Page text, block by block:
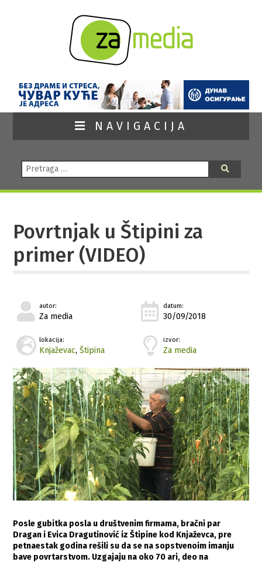
NAVIGACIJA
Pretraga:
Povrtnjak u Štipini za
primer (VIDEO)
autor:
Za media
datum:
30/09/2018
lokacija:
Knjaževac,Štipina
izvor:
Za media
Posle gubitka posla u društvenim firmama, bračni par
Dragan i Evica Dragutinović iz Štipine kod Knjaževca, pre
petnaestak godina rešili su da se na sopstvenoim imanju
bave povrtarstvom. Uzgajaju na oko 70 ari, deo na